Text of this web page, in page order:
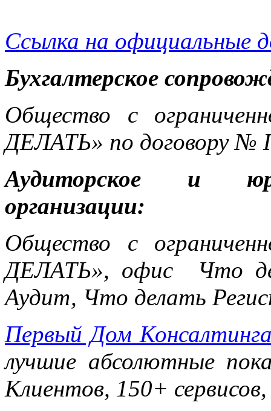
Ссылка на официальные
Бухгалтерское
Общество с
ДЕЛАТЬ» по договору
Аудиторское и
организации:
Общество с
ДЕЛАТЬ», офис Что
Аудит, Что делать
Первый Дом
лучшие абсолютные
Клиентов, 150+